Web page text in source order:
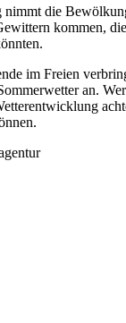
die
kommen,
im Freien
an.